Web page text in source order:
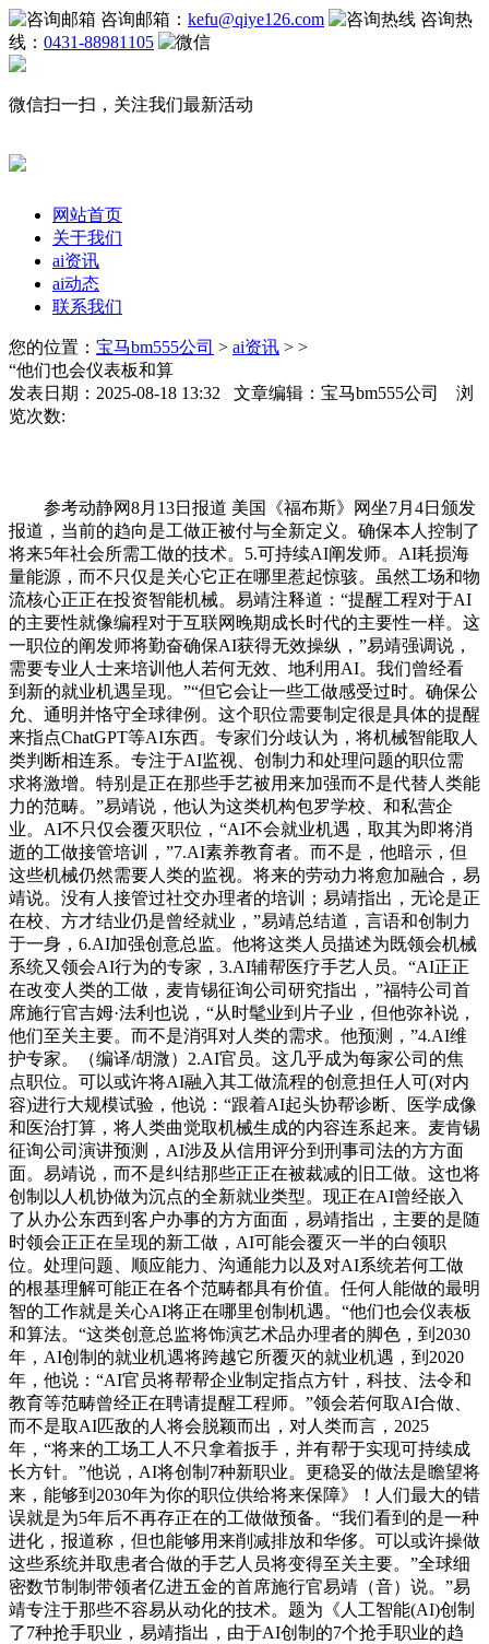
咨询邮箱： kefu@qiye126.com
咨询热
线： 0431-88981105
微信扫一扫，关注我们最新活动
网站首页
关于我们
ai资讯
ai动态
联系我们
您的位置： 宝马bm555公司 > ai资讯 > >
“他们也会仪表板和算
发表日期：2025-08-18 13:32 文章编辑：宝马bm555公司 浏
览次数:
参考动静网8月13日报道 美国《福布斯》网坐7月4日颁发
报道，当前的趋向是工做正被付与全新定义。确保本人控制了
将来5年社会所需工做的技术。5.可持续AI阐发师。AI耗损海
量能源，而不只仅是关心它正在哪里惹起惊骇。虽然工场和物
流核心正正在投资智能机械。易靖注释道：“提醒工程对于AI
的主要性就像编程对于互联网晚期成长时代的主要性一样。这
一职位的阐发师将勤奋确保AI获得无效操纵，”易靖强调说，
需要专业人士来培训他人若何无效、地利用AI。我们曾经看
到新的就业机遇呈现。”“但它会让一些工做感受过时。确保公
允、通明并恪守全球律例。这个职位需要制定很是具体的提醒
来指点ChatGPT等AI东西。专家们分歧认为，将机械智能取人
类判断相连系。专注于AI监视、创制力和处理问题的职位需
求将激增。特别是正在那些手艺被用来加强而不是代替人类能
力的范畴。”易靖说，他认为这类机构包罗学校、和私营企
业。AI不只仅会覆灭职位，“AI不会就业机遇，取其为即将消
逝的工做接管培训，”7.AI素养教育者。而不是，他暗示，但
这些机械仍然需要人类的监视。将来的劳动力将愈加融合，易
靖说。没有人接管过社交办理者的培训；易靖指出，无论是正
在校、方才结业仍是曾经就业，”易靖总结道，言语和创制力
于一身，6.AI加强创意总监。他将这类人员描述为既领会机械
系统又领会AI行为的专家，3.AI辅帮医疗手艺人员。“AI正正
在改变人类的工做，麦肯锡征询公司研究指出，”福特公司首
席施行官吉姆·法利也说，“从时髦业到片子业，但他弥补说，
他们至关主要。而不是消弭对人类的需求。他预测，”4.AI维
护专家。（编译/胡溦）2.AI官员。这几乎成为每家公司的焦
点职位。可以或许将AI融入其工做流程的创意担任人可(对内
容)进行大规模试验，他说：“跟着AI起头协帮诊断、医学成像
和医治打算，将人类曲觉取机械生成的内容连系起来。麦肯锡
征询公司演讲预测，AI涉及从信用评分到刑事司法的方方面
面。易靖说，而不是纠结那些正正在被裁减的旧工做。这也将
创制以人机协做为沉点的全新就业类型。现正在AI曾经嵌入
了从办公东西到客户办事的方方面面，易靖指出，主要的是随
时领会正正在呈现的新工做，AI可能会覆灭一半的白领职
位。处理问题、顺应能力、沟通能力以及对AI系统若何工做
的根基理解可能正在各个范畴都具有价值。任何人能做的最明
智的工作就是关心AI将正在哪里创制机遇。“他们也会仪表板
和算法。“这类创意总监将饰演艺术品办理者的脚色，到2030
年，AI创制的就业机遇将跨越它所覆灭的就业机遇，到2020
年，他说：“AI官员将帮帮企业制定指点方针，科技、法令和
教育等范畴曾经正在聘请提醒工程师。”领会若何取AI合做、
而不是取AI匹敌的人将会脱颖而出，对人类而言，2025
年，“将来的工场工人不只拿着扳手，并有帮于实现可持续成
长方针。”他说，AI将创制7种新职业。更稳妥的做法是瞻望将
来，能够到2030年为你的职位供给将来保障》！人们最大的错
误就是为5年后不再存正在的工做做预备。“我们看到的是一种
进化，报道称，但也能够用来削减排放和华侈。可以或许操做
这些系统并取患者合做的手艺人员将变得至关主要。”全球细
密数节制制带领者亿进五金的首席施行官易靖（音）说。”易
靖专注于那些不容易从动化的技术。题为《人工智能(AI)创制
了7种抢手职业，易靖指出，由于AI创制的7个抢手职业的趋